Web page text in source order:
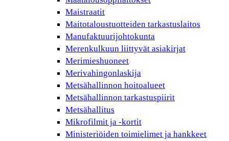
Maistraatit
Maitotaloustuotteiden tarkastuslaitos
Manufaktuurijohtokunta
Merenkulkuun liittyvät asiakirjat
Merimieshuoneet
Merivahingonlaskija
Metsähallinnon hoitoalueet
Metsähallinnon tarkastuspiirit
Metsähallitus
Mikrofilmit ja -kortit
Ministeriöiden toimielimet ja hankkeet